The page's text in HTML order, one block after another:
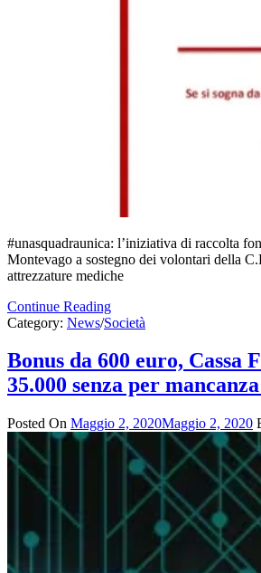
#unasquadraunica: l’iniziativa di raccolta
Montevago a sostegno dei volontari della
attrezzature mediche
Continue Reading
Category: News/Società
Bonus da 600 euro, Cassa
35.000 senza per
Posted On Maggio 2, 2020Maggio 2, 2020